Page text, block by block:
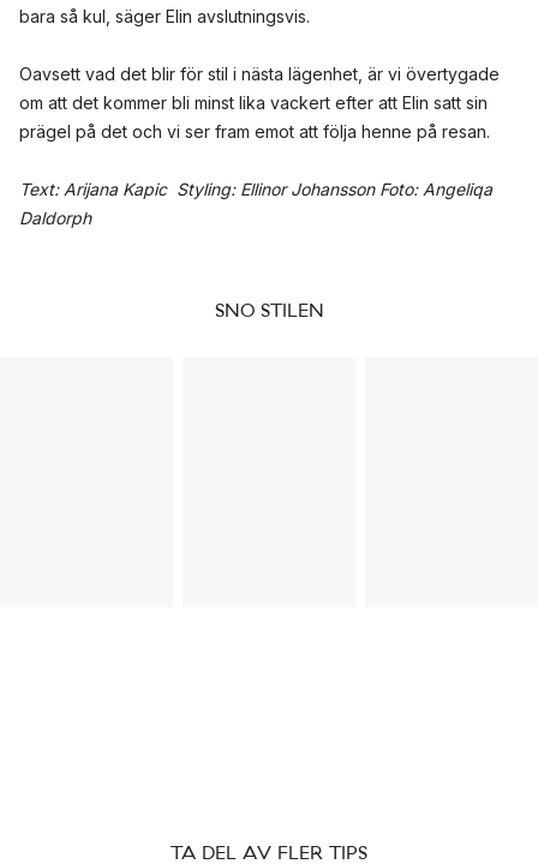
bara så kul, säger Elin avslutningsvis.
Oavsett vad det blir för stil i nästa lägenhet, är vi övertygade
om att det kommer bli minst lika vackert efter att Elin satt sin
prägel på det och vi ser fram emot att följa henne på resan.
Text: Arijana Kapic Styling: Ellinor Johansson Foto: Angeliqa
Daldorph
SNO STILEN
TA DEL AV FLER TIPS